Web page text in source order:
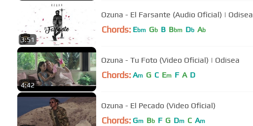
3:51
Ozuna - El Farsante (Audio Oficial) | Odisea
Chords: Ebm Gb B Bbm Db Ab
4:42
Ozuna - Tu Foto (Video Oficial) | Odisea
Chords: Am G C Em F A D
Ozuna - El Pecado (Video Oficial)
Chords: Gm Bb F G Dm C Am